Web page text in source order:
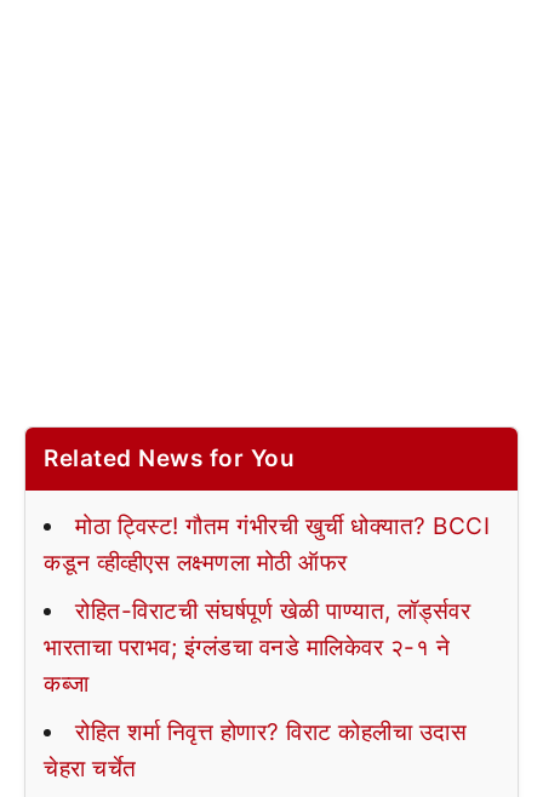
Related News for You
मोठा ट्विस्ट! गौतम गंभीरची खुर्ची धोक्यात? BCCI
कडून व्हीव्हीएस लक्ष्मणला मोठी ऑफर
रोहित-विराटची संघर्षपूर्ण खेळी पाण्यात, लॉर्ड्सवर
भारताचा पराभव; इंग्लंडचा वनडे मालिकेवर २-१ ने
कब्जा
रोहित शर्मा निवृत्त होणार? विराट कोहलीचा उदास
चेहरा चर्चेत